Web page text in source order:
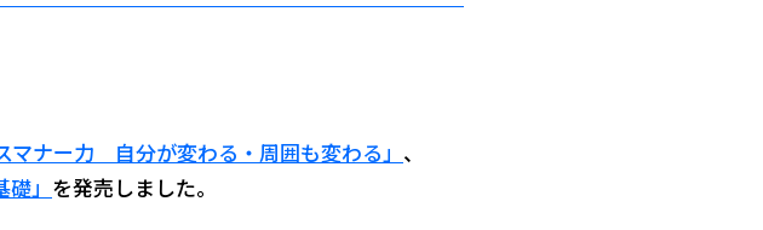
マナー力 自分が変わる・周囲も変わる」 、
」 を発売しました。